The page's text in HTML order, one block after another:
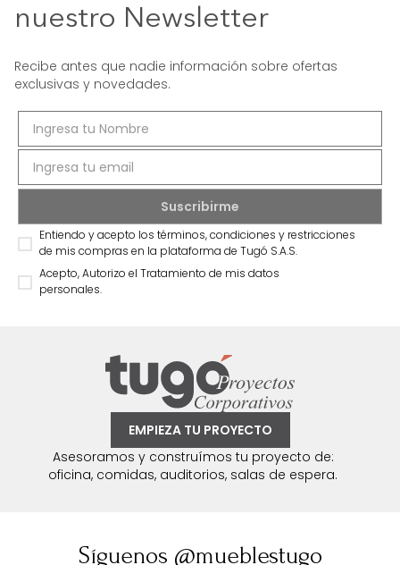
nuestro Newsletter
Recibe antes que nadie información sobre ofertas
exclusivas y novedades.
Entiendo y acepto los términos, condiciones y restricciones
de mis compras en la plataforma de Tugó S.A.S.
Acepto, Autorizo el Tratamiento de mis datos
personales.
EMPIEZA TU PROYECTO
Asesoramos y construímos tu proyecto de:
oficina, comidas, auditorios, salas de espera.
Síguenos @mueblestugo